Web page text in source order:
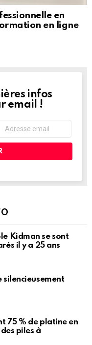
en
en ligne
infos
email !
Kidman se sont
il y a 25 ans
silencieusement
75 % de platine en
piles à